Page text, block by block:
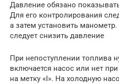
Давление обязано
Для его контролирования
а затем установить
следует снизить давление
При непоступлении топлива
включается насос или нет
на метку «I». На холодную